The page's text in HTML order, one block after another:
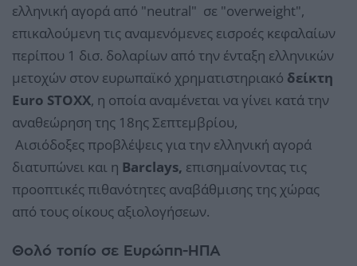
ελληνική αγορά από "neutral" σε "overweight",
επικαλούμενη τις αναμενόμενες εισροές κεφαλαίων
περίπου 1 δισ. δολαρίων από την ένταξη ελληνικών
μετοχών στον ευρωπαϊκό χρηματιστηριακό δείκτη
Euro STOXX, η οποία αναμένεται να γίνει κατά την
αναθεώρηση της 18ης Σεπτεμβρίου,
Αισιόδοξες προβλέψεις για την ελληνική αγορά
διατυπώνει και η Barclays, επισημαίνοντας τις
προοπτικές πιθανότητες αναβάθμισης της χώρας
από τους οίκους αξιολογήσεων.
Θολό τοπίο σε Ευρώπη-ΗΠΑ